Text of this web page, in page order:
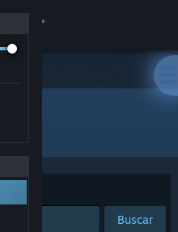
Buscar